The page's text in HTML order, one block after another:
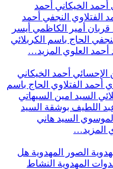
أحمد الخيكاني أحمد
الفتلاوي النجفي أحمد
قربان أمير الكاظمي أيسر
الحاج باسم الكربلائي
أحمد العلوي المزيد…
الإحسائي أحمد الخيكاني
أحمد الفتلاوي الحاج باسم
السيد امين السيهاتي
اللطيف بوشقة السيد
السيد هاني
المزيد…
الصور المهدوية هل
المهدوية النشاط